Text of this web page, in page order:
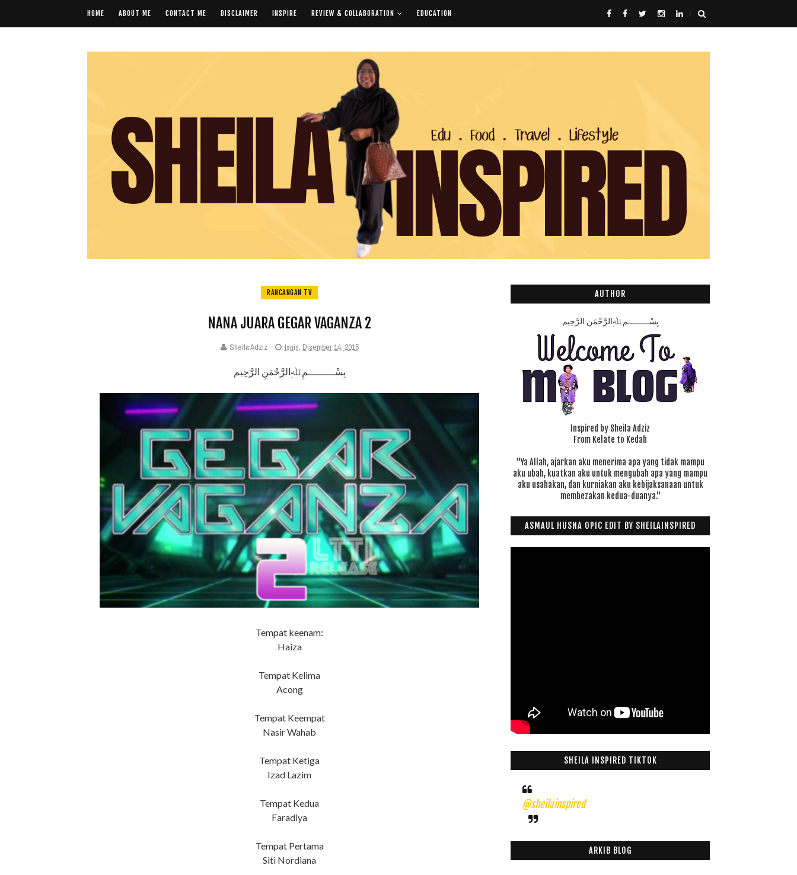
HOME ABOUT ME CONTACT ME DISCLAIMER INSPIRE REVIEW & COLLABORATION EDUCATION
RANCANGAN TV
NANA JUARA GEGAR VAGANZA 2
Sheila Adziz Isnin, Disember 14, 2015
بِسْـــــــــمِ ﷲِالرَّحْمَنِ الرَّحِيم
Tempat keenam:
Haiza
Tempat Kelima
Acong
Tempat Keempat
Nasir Wahab
Tempat Ketiga
Izad Lazim
Tempat Kedua
Faradiya
Tempat Pertama
Siti Nordiana
AUTHOR
بِسْـــــــــمِ ﷲِالرَّحْمَنِ الرَّحِيم
Inspired by Sheila Adziz
From Kelate to Kedah
"Ya Allah, ajarkan aku menerima apa yang tidak mampu
aku ubah, kuatkan aku untuk mengubah apa yang mampu
aku usahakan, dan kurniakan aku kebijaksanaan untuk
membezakan kedua-duanya."
ASMAUL HUSNA OPIC EDIT BY SHEILAINSPIRED
SHEILA INSPIRED TIKTOK
@sheilainspired
ARKIB BLOG